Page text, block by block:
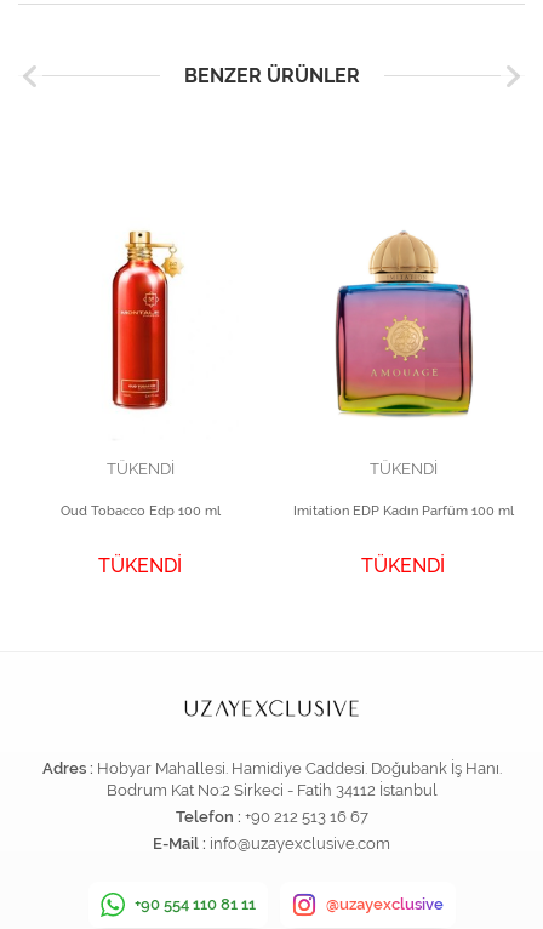
BENZER ÜRÜNLER
TÜKENDİ
Oud Tobacco Edp 100 ml
TÜKENDİ
TÜKENDİ
Imitation EDP Kadın Parfüm 100 ml
TÜKENDİ
Adres : Hobyar Mahallesi. Hamidiye Caddesi. Doğubank İş Hanı.
Bodrum Kat No:2 Sirkeci - Fatih 34112 İstanbul
Telefon : +90 212 513 16 67
E-Mail : info@uzayexclusive.com
+90 554 110 81 11 @uzayexclusive